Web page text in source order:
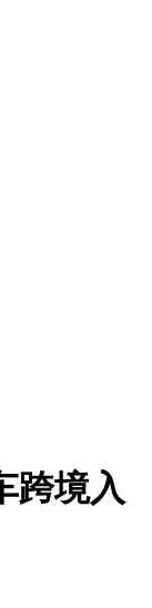
跨境入